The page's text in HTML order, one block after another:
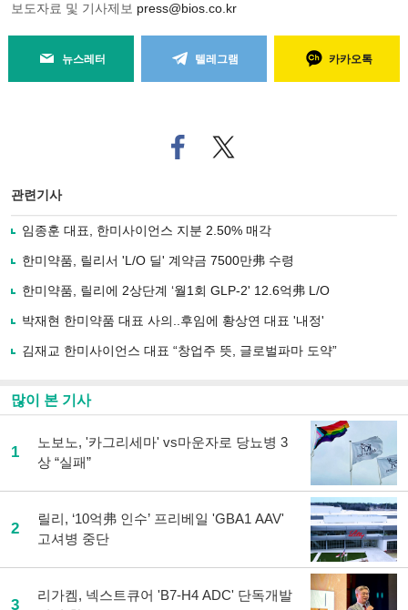
보도자료 및 기사제보 press@bios.co.kr
뉴스레터 텔레그램 카카오톡
페
이
로
기
사
유
기
트위
터로
관련기사
임종훈 대표, 한미사이언스 지분 2.50% 매각
한미약품, 릴리서 'L/O 딜' 계약금 7500만弗 수령
한미약품, 릴리에 2상단계 ‘월1회 GLP-2' 12.6억弗 L/O
박재현 한미약품 대표 사의..후임에 황상연 대표 '내정'
김재교 한미사이언스 대표 “창업주 뜻, 글로벌파마 도약”
많이 본 기사
1
노보노, '카그리세마' vs마운자로 당뇨병 3
상 “실패”
2
릴리, ‘10억弗 인수’ 프리베일 'GBA1 AAV'
고셔병 중단
3
리가켐, 넥스트큐어 'B7-H4 ADC' 단독개발